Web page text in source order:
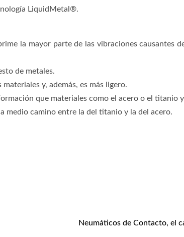
LiquidMetal®.
la mayor parte de las vibraciones causantes
de metales.
y, además, es más ligero.
que materiales como el acero o el titanio
medio camino entre la del titanio y la del acero.
Neumáticos de Contacto, el